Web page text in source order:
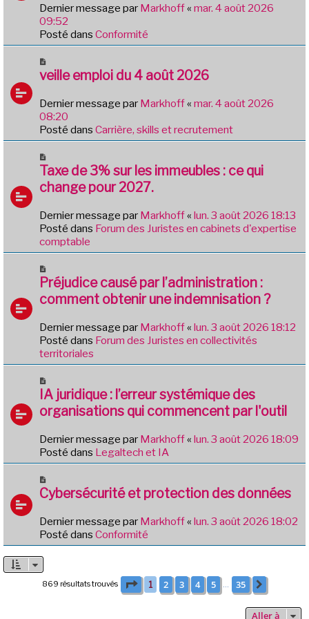
a
u
m
s
g
e
Dernier message par Markhoff« mar. 4 août 2026
09:52
Posté dans Conformité
o
v
e
a
u
e
s
s
g
e
veille emploi du 4 août 2026
Dernier message par Markhoff« mar. 4 août 2026
08:20
Posté dans Carrière, skills et recrutement
o
u
v
a
u
m
s
a
e
Taxe de 3% sur les immeubles : ce qui
change pour 2027.
Dernier message par Markhoff« lun. 3 août 2026 18:13
Posté dans Forum des Juristes en cabinets d'expertise
comptable
o
u
v
a
u
m
s
a
e
Préjudice causé par l’administration :
comment obtenir une indemnisation ?
Dernier message par Markhoff« lun. 3 août 2026 18:12
Posté dans Forum des Juristes en collectivités
territoriales
o
u
v
a
u
s
a
g
e
IA juridique : l’erreur systémique des
organisations qui commencent par l'outil
Dernier message par Markhoff« lun. 3 août 2026 18:09
Posté dans Legaltech et IA
o
u
v
e
a
e
Cybersécurité et protection des données
Dernier message par Markhoff« lun. 3 août 2026 18:02
Posté dans Conformité
869 résultats trouvés Page 1sur35
1 2 3 4 5 35
Aller à